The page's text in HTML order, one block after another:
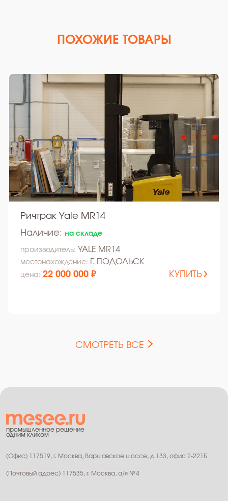
ПОХОЖИЕ ТОВАРЫ
Ричтрак Yale MR14
Наличие: на складе
производитель: YALE MR14
местонахождение: Г. ПОДОЛЬСК
цена: 22 000 000 ₽ КУПИТЬ
СМОТРЕТЬ ВСЕ
промышленное решение
одним кликом
(Офис) 117519, г. Москва, Варшавское шоссе, д.133, офис 2-221Б
(Почтовый адрес) 117535, г. Москва, а/я №4